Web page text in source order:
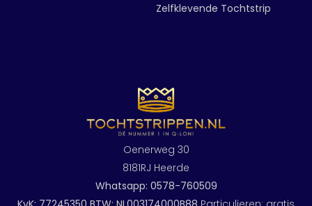
Oenerweg 30
8181RJ Heerde
Whatsapp: 0578-760509
Zelfklevende Tochtstrip